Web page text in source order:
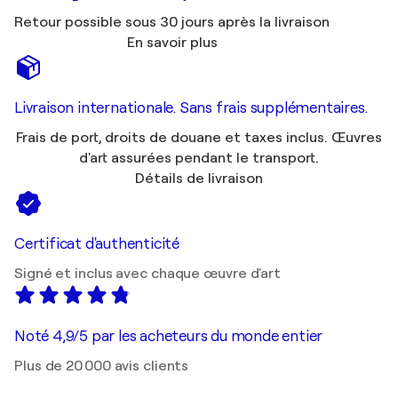
Retour possible sous 30 jours après la livraison
En savoir plus
Livraison internationale. Sans frais supplémentaires.
Frais de port, droits de douane et taxes inclus. Œuvres
d'art assurées pendant le transport.
Détails de livraison
Certificat d'authenticité
Signé et inclus avec chaque œuvre d'art
Noté 4,9/5 par les acheteurs du monde entier
Plus de 20 000 avis clients